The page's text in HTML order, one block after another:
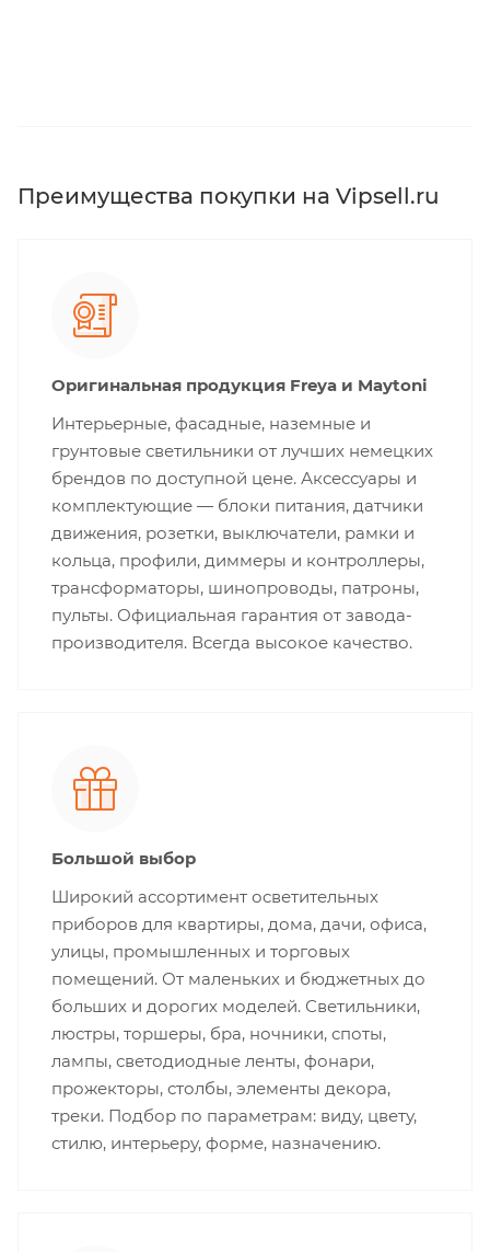
Преимущества покупки на Vipsell.ru
Оригинальная продукция Freya и Maytoni
Интерьерные, фасадные, наземные и
грунтовые светильники от лучших немецких
брендов по доступной цене. Аксессуары и
комплектующие — блоки питания, датчики
движения, розетки, выключатели, рамки и
кольца, профили, диммеры и контроллеры,
трансформаторы, шинопроводы, патроны,
пульты. Официальная гарантия от завода-
производителя. Всегда высокое качество.
Большой выбор
Широкий ассортимент осветительных
приборов для квартиры, дома, дачи, офиса,
улицы, промышленных и торговых
помещений. От маленьких и бюджетных до
больших и дорогих моделей. Светильники,
люстры, торшеры, бра, ночники, споты,
лампы, светодиодные ленты, фонари,
прожекторы, столбы, элементы декора,
треки. Подбор по параметрам: виду, цвету,
стилю, интерьеру, форме, назначению.